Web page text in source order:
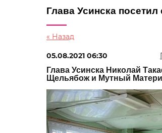
Глава Усинска
« Назад
05.08.2021 06:30
Глава Усинска Николай
Щельябож и Мутный